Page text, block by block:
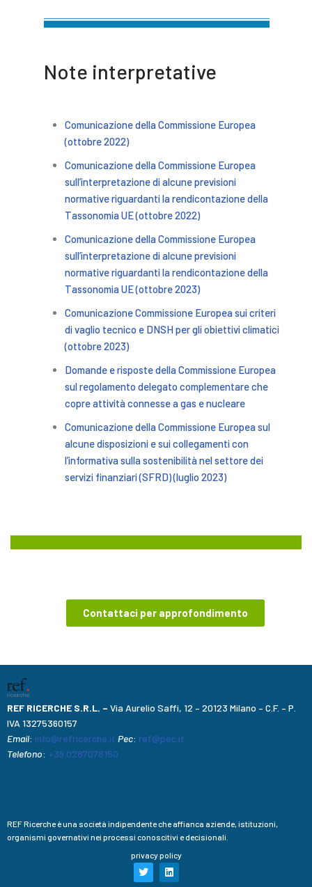
Note interpretative
Comunicazione della Commissione Europea
(ottobre 2022)
Comunicazione della Commissione Europea
sull’interpretazione di alcune previsioni
normative riguardanti la rendicontazione della
Tassonomia UE (ottobre 2022)
Comunicazione della Commissione Europea
sull’interpretazione di alcune previsioni
normative riguardanti la rendicontazione della
Tassonomia UE (ottobre 2023)
Comunicazione Commissione Europea sui criteri
di vaglio tecnico e DNSH per gli obiettivi climatici
(ottobre 2023)
Domande e risposte della Commissione Europea
sul regolamento delegato complementare che
copre attività connesse a gas e nucleare
Comunicazione della Commissione Europea sul
alcune disposizioni e sui collegamenti con
l’informativa sulla sostenibilità nel settore dei
servizi finanziari (SFRD) (luglio 2023)
Contattaci per approfondimento
REF RICERCHE S.R.L. – Via Aurelio Saffi, 12 – 20123 Milano – C.F. – P.
IVA 13275360157
Email: info@refricerche.it Pec: ref@pec.it
Telefono: +39 0287078150
REF Ricerche è una società indipendente che affianca aziende, istituzioni,
organismi governativi nei processi conoscitivi e decisionali.
privacy policy